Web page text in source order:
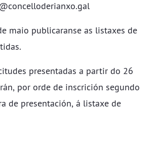
maio publicaranse as listaxes de
presentadas a partir do 26
por orde de inscrición segundo
de presentación, á listaxe de